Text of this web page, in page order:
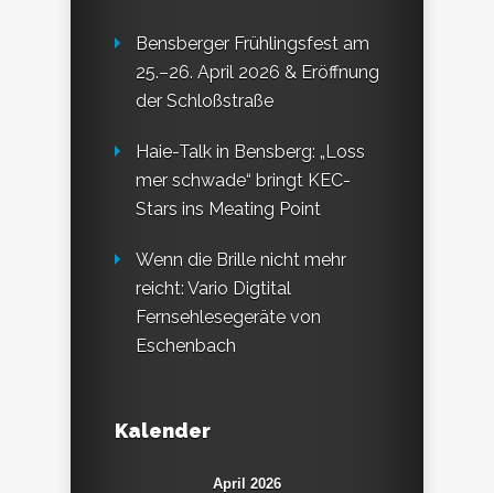
Bensberger Frühlingsfest am
25.–26. April 2026 & Eröffnung
der Schloßstraße
Haie-Talk in Bensberg: „Loss
mer schwade“ bringt KEC-
Stars ins Meating Point
Wenn die Brille nicht mehr
reicht: Vario Digtital
Fernsehlesegeräte von
Eschenbach
Kalender
April 2026